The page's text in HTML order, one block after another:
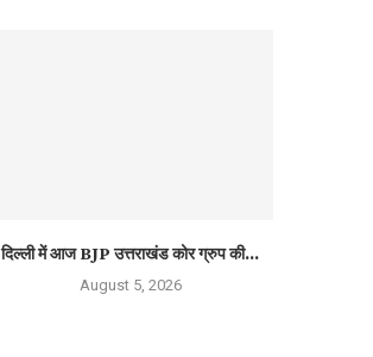
दिल्ली में आज BJP उत्तराखंड कोर ग्रुप की...
August 5, 2026